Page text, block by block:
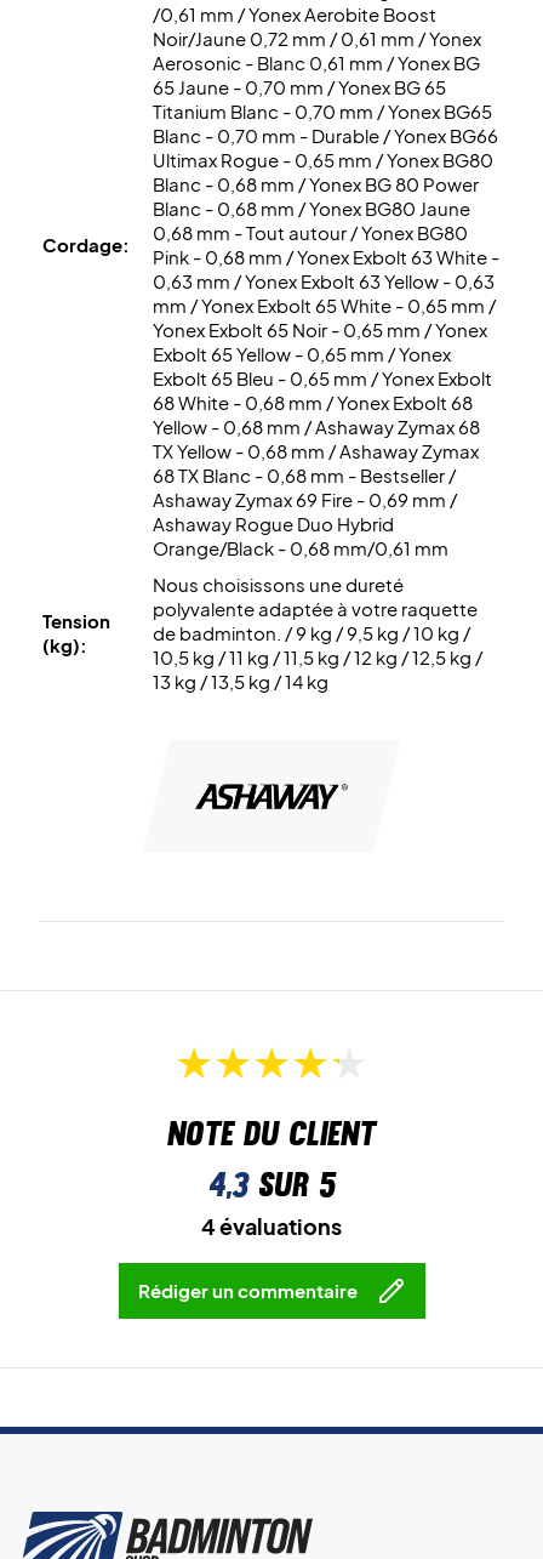
Cordage:
/0,61 mm / Yonex Aerobite Boost
Noir/Jaune 0,72 mm / 0,61 mm / Yonex
Aerosonic - Blanc 0,61 mm / Yonex BG
65 Jaune - 0,70 mm / Yonex BG 65
Titanium Blanc - 0,70 mm / Yonex BG65
Blanc - 0,70 mm - Durable / Yonex BG66
Ultimax Rogue - 0,65 mm / Yonex BG80
Blanc - 0,68 mm / Yonex BG 80 Power
Blanc - 0,68 mm / Yonex BG80 Jaune
0,68 mm - Tout autour / Yonex BG80
Pink - 0,68 mm / Yonex Exbolt 63 White -
0,63 mm / Yonex Exbolt 63 Yellow - 0,63
mm / Yonex Exbolt 65 White - 0,65 mm /
Yonex Exbolt 65 Noir - 0,65 mm / Yonex
Exbolt 65 Yellow - 0,65 mm / Yonex
Exbolt 65 Bleu - 0,65 mm / Yonex Exbolt
68 White - 0,68 mm / Yonex Exbolt 68
Yellow - 0,68 mm / Ashaway Zymax 68
TX Yellow - 0,68 mm / Ashaway Zymax
68 TX Blanc - 0,68 mm - Bestseller /
Ashaway Zymax 69 Fire - 0,69 mm /
Ashaway Rogue Duo Hybrid
Orange/Black - 0,68 mm/0,61 mm
Tension
(kg):
Nous choisissons une dureté
polyvalente adaptée à votre raquette
de badminton. / 9 kg / 9,5 kg / 10 kg /
10,5 kg / 11 kg / 11,5 kg / 12 kg / 12,5 kg /
13 kg / 13,5 kg / 14 kg
Note du client
4,3sur 5
4 évaluations
Rédiger un commentaire